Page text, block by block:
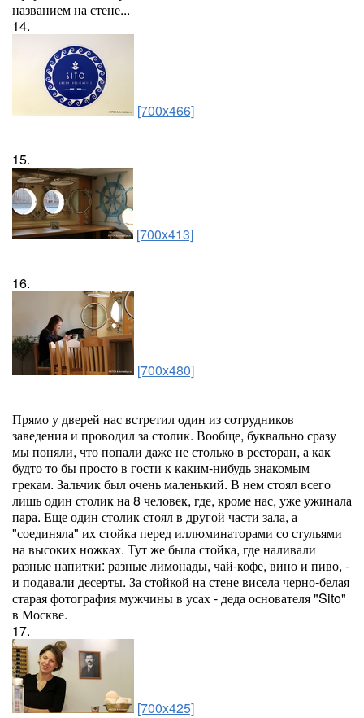
названием на стене...
14.
[700x466]
15.
[700x413]
16.
[700x480]
Прямо у дверей нас встретил один из сотрудников
заведения и проводил за столик. Вообще, буквально сразу
мы поняли, что попали даже не столько в ресторан, а как
будто то бы просто в гости к каким-нибудь знакомым
грекам. Зальчик был очень маленький. В нем стоял всего
лишь один столик на 8 человек, где, кроме нас, уже ужинала
пара. Еще один столик стоял в другой части зала, а
"соединяла" их стойка перед иллюминаторами со стульями
на высоких ножках. Тут же была стойка, где наливали
разные напитки: разные лимонады, чай-кофе, вино и пиво, -
и подавали десерты. За стойкой на стене висела черно-белая
старая фотография мужчины в усах - деда основателя "Sito"
в Москве.
17.
[700x425]